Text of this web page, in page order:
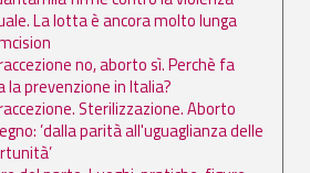
La lotta è ancora molto lunga
no, aborto sì. Perchè fa
la prevenzione in Italia?
Sterilizzazione. Aborto
’dalla parità all'uguaglianza delle